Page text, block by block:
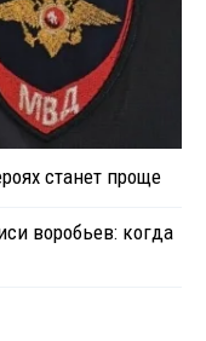
станет проще
воробьев: когда